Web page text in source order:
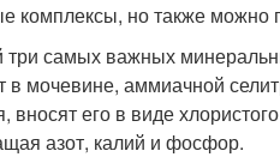
но также можно
самых важных
мочевине, аммиачной
его в виде
азот, калий и фосфор.